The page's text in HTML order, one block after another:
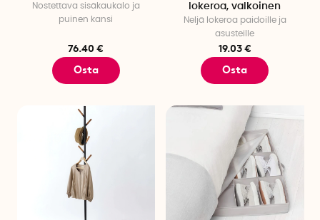
Nostettava sisäkaukalo ja
puinen kansi
76.40 €
Osta
lokeroa, valkoinen
Neljä lokeroa paidoille ja
asusteille
19.03 €
Osta